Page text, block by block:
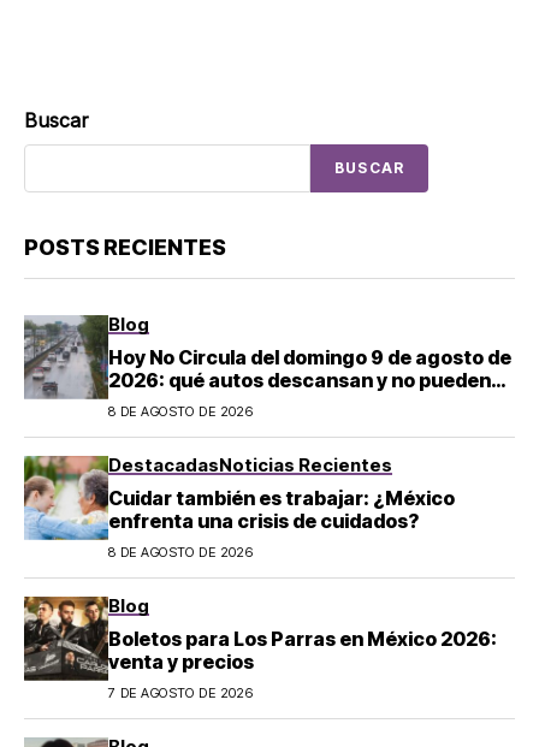
Buscar
BUSCAR
POSTS RECIENTES
Blog
Hoy No Circula del domingo 9 de agosto de
2026: qué autos descansan y no pueden
salir en CDMX y el Estado de México; estos
8 DE AGOSTO DE 2026
DestacadasNoticias Recientes
Cuidar también es trabajar: ¿México
enfrenta una crisis de cuidados?
8 DE AGOSTO DE 2026
Blog
Boletos para Los Parras en México 2026:
venta y precios
7 DE AGOSTO DE 2026